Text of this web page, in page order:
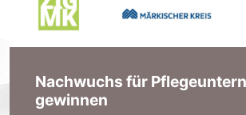
Nachwuchs für
gewinnen